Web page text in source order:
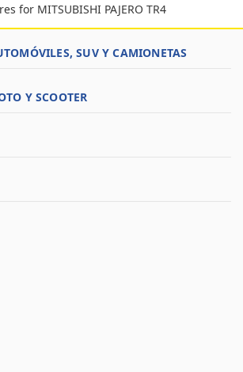
for MITSUBISHI PAJERO TR4
SUV Y CAMIONETAS
Y SCOOTER